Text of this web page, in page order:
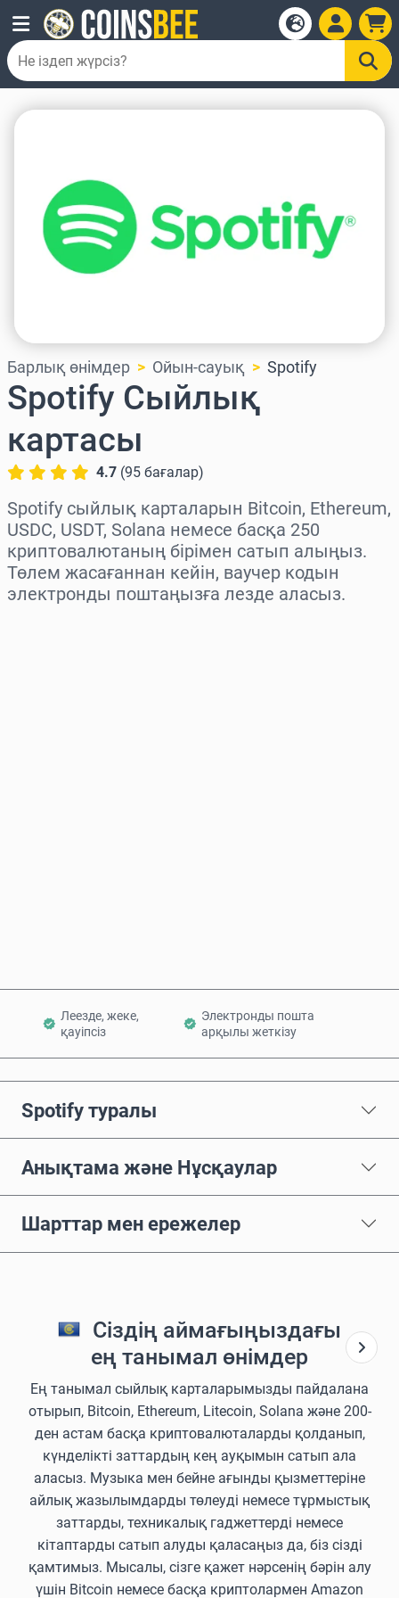
Барлық өнімдер Ойын-сауық Spotify
Spotify Сыйлық
картасы
4.7 (95 бағалар)
Spotify сыйлық карталарын Bitcoin, Ethereum,
USDC, USDT, Solana немесе басқа 250
криптовалютаның бірімен сатып алыңыз.
Төлем жасағаннан кейін, ваучер кодын
электронды поштаңызға лезде аласыз.
Леезде, жеке,
қауіпсіз
Электронды пошта
арқылы жеткізу
Spotify туралы
Анықтама және Нұсқаулар
Шарттар мен ережелер
Сіздің аймағыңыздағы
ең танымал өнімдер
Ең танымал сыйлық карталарымызды пайдалана
отырып, Bitcoin, Ethereum, Litecoin, Solana және 200-
ден астам басқа криптовалюталарды қолданып,
күнделікті заттардың кең ауқымын сатып ала
аласыз. Музыка мен бейне ағынды қызметтеріне
айлық жазылымдарды төлеуді немесе тұрмыстық
заттарды, техникалық гаджеттерді немесе
кітаптарды сатып алуды қаласаңыз да, біз сізді
қамтимыз. Мысалы, сізге қажет нәрсенің бәрін алу
үшін Bitcoin немесе басқа криптолармен Amazon